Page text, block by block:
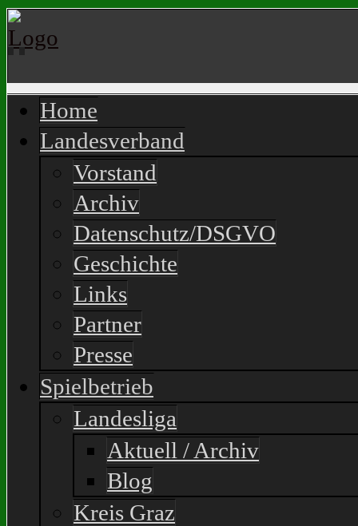
Home
Landesverband
Vorstand
Archiv
Datenschutz/DSGVO
Geschichte
Links
Partner
Presse
Spielbetrieb
Landesliga
Aktuell / Archiv
Blog
Kreis Graz